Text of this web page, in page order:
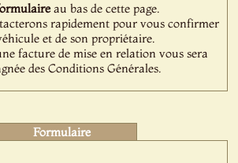
au bas de cette page.
rapidement pour vous confirmer
et de son propriétaire.
facture de mise en relation vous sera
des Conditions Générales.
Formulaire